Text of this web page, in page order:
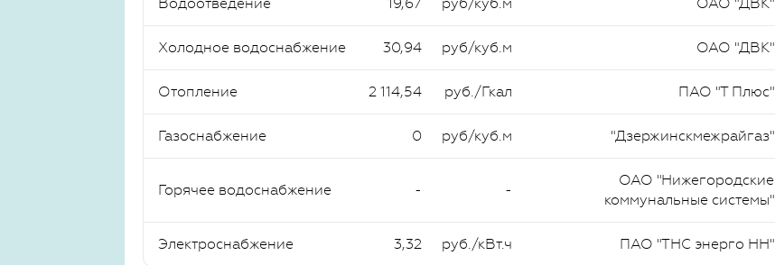
Холодное водоснабжение 30,94 руб/куб.м ОАО "ДВК"
Отопление 2 114,54 руб./Гкал ПАО "Т Плюс"
Газоснабжение 0 руб/куб.м "Дзержинскмежрайгаз"
Горячее водоснабжение - -
ОАО "Нижегородские
коммунальные системы"
Электроснабжение 3,32 руб./кВт.ч ПАО "ТНС энерго НН"